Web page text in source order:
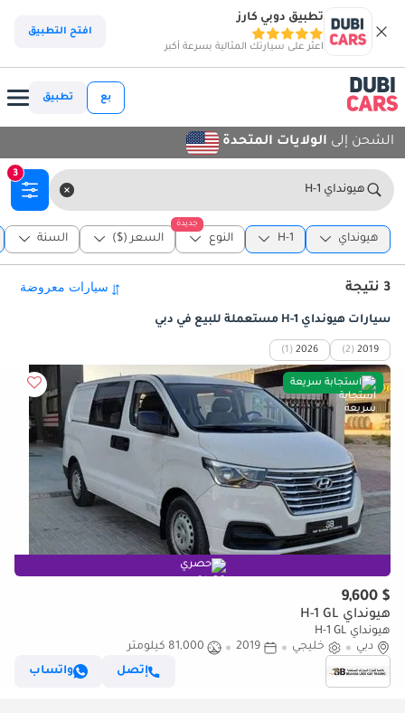
تطبيق دوبي كارز
اعثر على سيارتك المثالية بسرعة أكبر
افتح التطبيق
بع تطبيق
الشحن إلى الولايات المتحدة
هيونداي H-1
3
هيونداي H-1
جديدة
النوع السعر ($) السنة
3 نتيجة
سيارات هيونداي H-1 مستعملة للبيع في دبي
2019
(2)
2026
(1)
استجابة سريعة
حصري
$ 9,600
هيونداي H-1 GL
هيونداي H-1 GL
دبي
خليجي 2019
81,000 كيلومتر
إتصل
واتساب